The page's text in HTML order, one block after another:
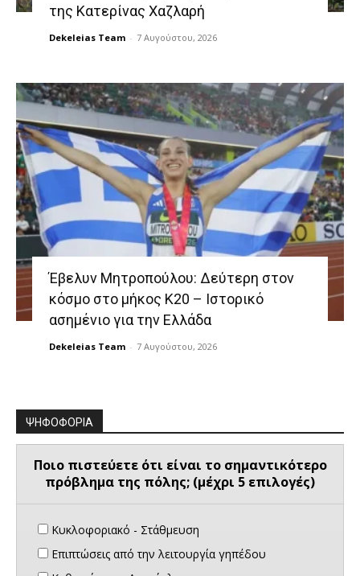
της Κατερίνας Χαζλαρή
Dekeleias Team - 7 Αυγούστου, 2026
Έβελυν Μητροπούλου: Δεύτερη στον
κόσμο στο μήκος Κ20 – Ιστορικό
ασημένιο για την Ελλάδα
Dekeleias Team - 7 Αυγούστου, 2026
ΨΗΦΟΦΟΡΙΑ
Ποιο πιστεύετε ότι είναι το σημαντικότερο
πρόβλημα της πόλης; (μέχρι 5 επιλογές)
Κυκλοφοριακό - Στάθμευση
Επιπτώσεις από την λειτουργία γηπέδου